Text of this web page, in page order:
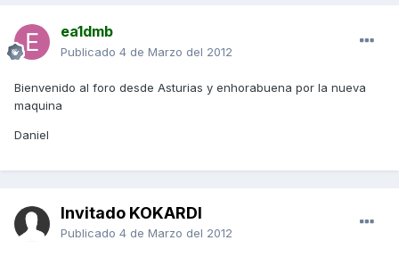
ea1dmb
Publicado 4 de Marzo del 2012
Bienvenido al foro desde Asturias y enhorabuena por la nueva
maquina
Daniel
Invitado KOKARDI
Publicado 4 de Marzo del 2012